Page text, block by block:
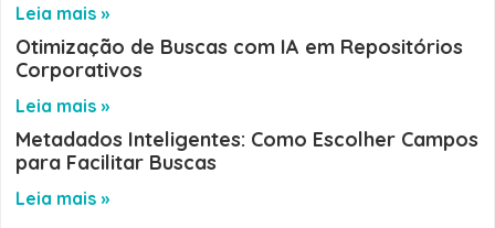
Leia mais »
Otimização de Buscas com IA em Repositórios
Corporativos
Leia mais »
Metadados Inteligentes: Como Escolher Campos
para Facilitar Buscas
Leia mais »